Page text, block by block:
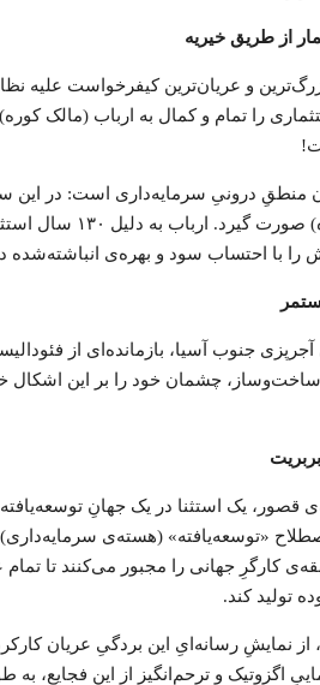
از طریق خیریه
و عریان‌ترین کیفرخواست علیه
را تمام و کمال به ارباب (مالک
منطقِ درونیِ سرمایه‌داری است: در
سرمایه‌دار
را با احتساب سود و بهره‌ی
جنوب آسیا، بازمانده‌ای از
ساخت‌وساز، چشمان خود را بر این
قصور، یک استثنا در یک جهانِ
«توسعه‌یافته» (هسته‌ی
کارگرِ جهانی را مجبور می‌کنند تا
تولید کند.
از نمایشِ رسانه‌ایِ این بردگیِ عریان
اگزوتیک و ترحم‌انگیز از این